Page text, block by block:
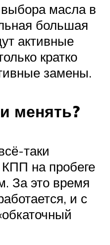
масла в
большая
активные
кратко
замены.
менять?
таки
на пробеге
За это время
и с